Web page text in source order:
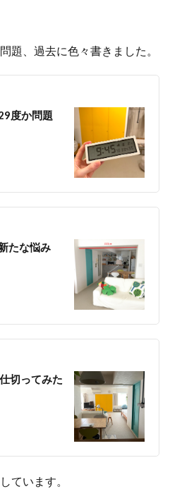
題、過去に色々書きました。
度か問題
たな悩み
切ってみた
ています。